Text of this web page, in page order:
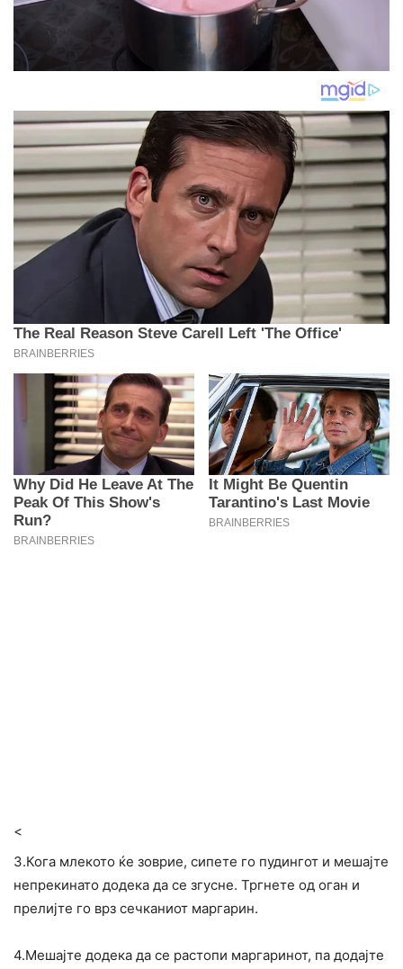
<
3.Кога млекото ќе зоврие, сипете го пудингот и мешајте
непрекинато додека да се згусне. Тргнете од оган и
прелијте го врз сечканиот маргарин.
4.Мешајте додека да се растопи маргаринот, па додајте